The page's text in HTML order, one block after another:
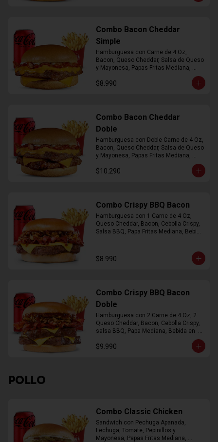
Combo Bacon Cheddar
Simple
Hamburguesa con Carne de 4 Oz,
Bacon, Queso Cheddar, Salsa de Queso
y Mayonesa, Papas Fritas Mediana,
$8.990
Combo Bacon Cheddar
Doble
Hamburguesa con Doble Carne de 4 Oz,
Bacon, Queso Cheddar, Salsa de Queso
y Mayonesa, Papas Fritas Mediana,
$10.290
Combo Crispy BBQ Bacon
Hamburguesa con 1 Carne de 4 Oz,
Queso Cheddar, Bacon, Cebolla Crispy,
Salsa BBQ, Papa Fritas Mediana, Bebida
$8.990
Combo Crispy BBQ Bacon
Doble
Hamburguesa con 2 Carne de 4 Oz, 2
Queso Cheddar, Bacon, Cebolla Crispy,
salsa BBQ, Papa Mediana, Bebida en
$9.990
POLLO
Combo Classic Chicken
Sandwich con Pechuga Apanada,
Lechuga, Tomate, Pepinillos y
Mayonesa, Papas Fritas Mediana,